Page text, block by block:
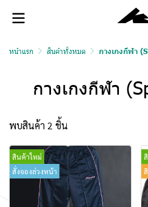
หน้าแรก สินค้าทั้งหมด กางเกงกีฬา
กางเกงกีฬา
พบสินค้า 2 ชิ้น
สินค้าใหม่
สั่งจองล่วงหน้า